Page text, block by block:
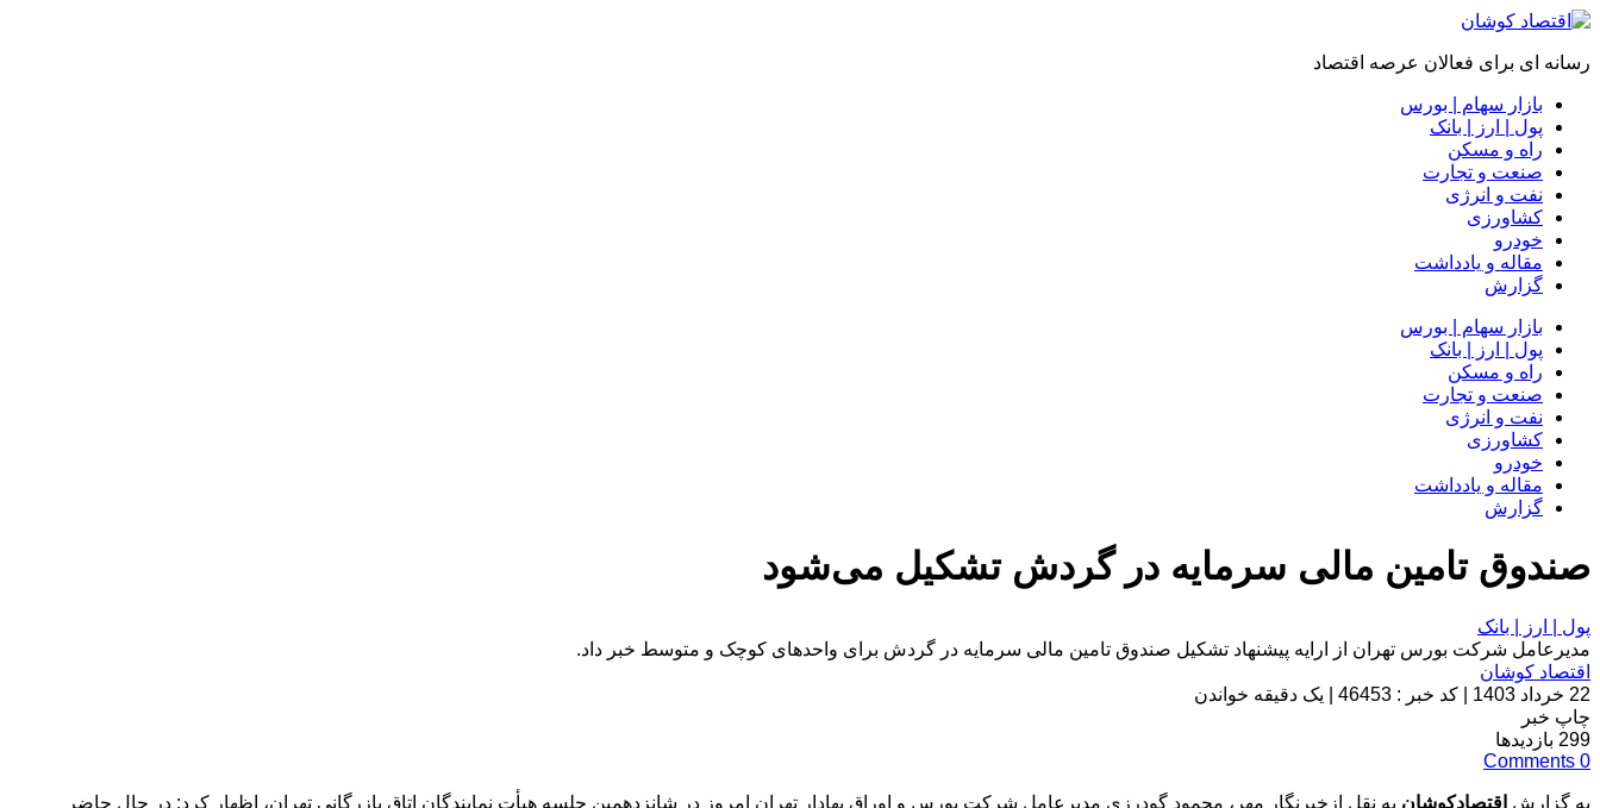
رسانه ای برای فعالان عرصه اقتصاد
بازار سهام | بورس
پول | ارز | بانک
راه و مسکن
صنعت و تجارت
نفت و انرژی
کشاورزی
خودرو
مقاله و یادداشت
گزارش
بازار سهام | بورس
پول | ارز | بانک
راه و مسکن
صنعت و تجارت
نفت و انرژی
کشاورزی
خودرو
مقاله و یادداشت
گزارش
صندوق تامین مالی سرمایه در گردش تشکیل می‌شود
پول | ارز | بانک
مدیرعامل شرکت بورس تهران از ارایه پیشنهاد تشکیل صندوق تامین مالی سرمایه در گردش برای واحدهای کوچک و متوسط خبر داد.
اقتصاد کوشان
22 خرداد 1403
کد خبر : 46453
یک دقیقه خواندن
چاپ خبر
299 بازدیدها
0
Comments
به گزارش اقتصادکوشان به نقل ازخبرنگار مهر، محمود گودرزی مدیرعامل شرکت بورس و اوراق بهادار تهران امروز در شانزدهمین جلسه هیأت نمایندگان اتاق بازرگانی تهران، اظهار کرد: در حال حاضر